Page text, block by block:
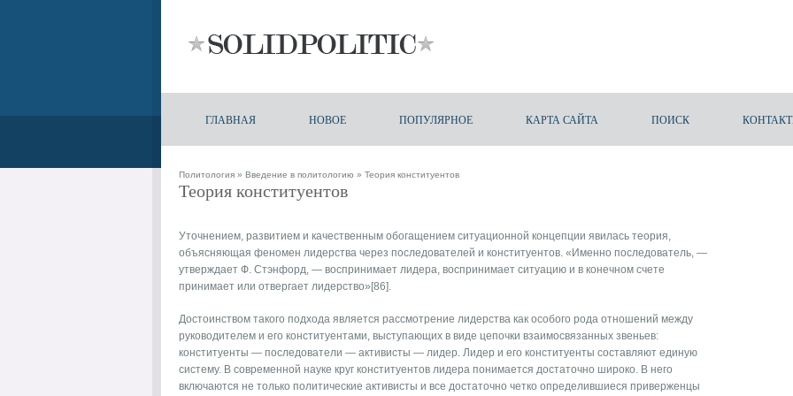
ГЛАВНАЯ НОВОЕ ПОПУЛЯРНОЕ КАРТА САЙТА ПОИСК
Политология » Введение в политологию » Теория конституентов
Теория конституентов
Уточнением, развитием и качественным обогащением ситуационной концепции явилась теория,
объясняющая феномен лидерства через последователей и конституентов. «Именно последователь, —
утверждает Ф. Стэнфорд, — воспринимает лидера, воспринимает ситуацию и в конечном счете
принимает или отвергает лидерство»[86].
Достоинством такого подхода является рассмотрение лидерства как особого рода отношений между
руководителем и его конституентами, выступающих в виде цепочки взаимосвязанных звеньев:
конституенты — последователи — активисты — лидер. Лидер и его конституенты составляют единую
систему. В современной науке круг конституентов лидера понимается достаточно широко. В него
включаются не только политические активисты и все достаточно четко определившиеся приверженцы